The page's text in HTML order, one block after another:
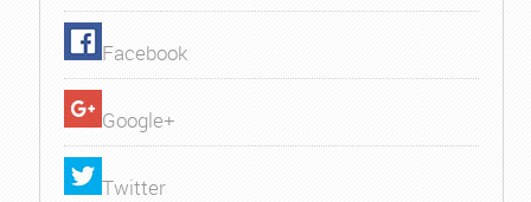
Facebook
Google+
Twitter